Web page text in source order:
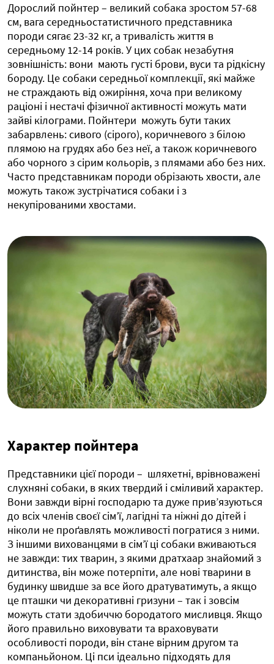
Дорослий пойнтер – великий собака зростом 57-68
см, вага середньостатистичного представника
породи сягає 23-32 кг, а тривалість життя в
середньому 12-14 років. У цих собак незабутня
зовнішність: вони мають густі брови, вуси та рідкісну
бороду. Це собаки середньої комплекції, які майже
не страждають від ожиріння, хоча при великому
раціоні і нестачі фізичної активності можуть мати
зайві кілограми. Пойнтери можуть бути таких
забарвлень: сивого (сірого), коричневого з білою
плямою на грудях або без неї, а також коричневого
або чорного з сірим кольорів, з плямами або без них.
Часто представникам породи обрізають хвости, але
можуть також зустрічатися собаки і з
некупірованими хвостами.
Характер пойнтера
Представники цієї породи – шляхетні, врівноважені
слухняні собаки, в яких твердий і сміливий характер.
Вони завжди вірні господарю та дуже прив’язуються
до всіх членів своєї сім’ї, лагідні та ніжні до дітей і
ніколи не проґавлять можливості погратися з ними.
З іншими вихованцями в сім’ї ці собаки вживаються
не завжди: тих тварин, з якими дратхаар знайомий з
дитинства, він може потерпіти, але нові тварини в
будинку швидше за все його дратуватимуть, а якщо
це пташки чи декоративні гризуни – так і зовсім
можуть стати здобиччю бородатого мисливця. Якщо
його правильно виховувати та враховувати
особливості породи, він стане вірним другом та
компаньйоном. Ці пси ідеально підходять для